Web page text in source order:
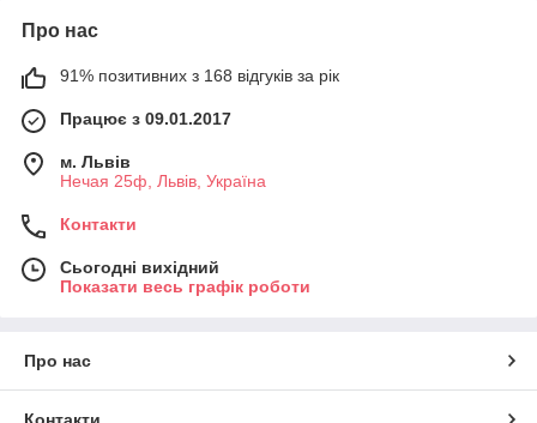
Про нас
91% позитивних з 168 відгуків за рік
Працює з 09.01.2017
м. Львів
Нечая 25ф, Львів, Україна
Контакти
Сьогодні вихідний
Показати весь графік роботи
Про нас